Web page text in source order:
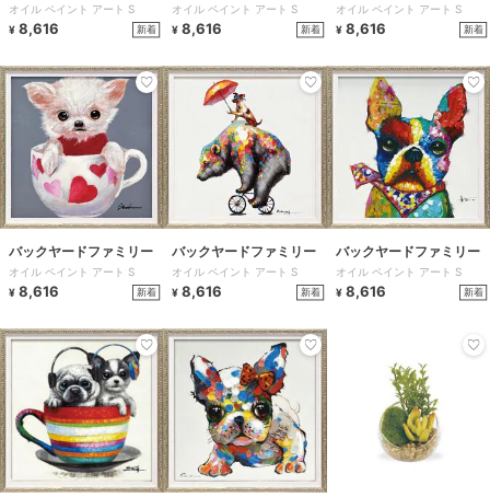
オイル ペイント アート S
¥ 8,616 新着
オイル ペイント アート S
¥ 8,616 新着
オイル ペイント アート S
¥ 8,616 新着
バックヤードファミリー
オイル ペイント アート S
¥ 8,616 新着
バックヤードファミリー
オイル ペイント アート S
¥ 8,616 新着
バックヤードファミリー
オイル ペイント アート S
¥ 8,616 新着